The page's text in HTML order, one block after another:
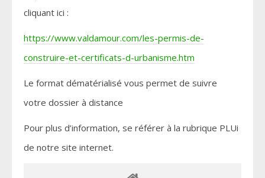
cliquant ici :
https://www.valdamour.com/les-permis-de-
construire-et-certificats-d-urbanisme.htm
Le format dématérialisé vous permet de suivre
votre dossier à distance
Pour plus d’information, se référer à la rubrique PLUi
de notre site internet.